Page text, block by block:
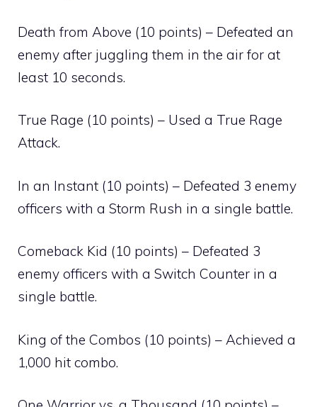
Death from Above (10 points) – Defeated an
enemy after juggling them in the air for at
least 10 seconds.
True Rage (10 points) – Used a True Rage
Attack.
In an Instant (10 points) – Defeated 3 enemy
officers with a Storm Rush in a single battle.
Comeback Kid (10 points) – Defeated 3
enemy officers with a Switch Counter in a
single battle.
King of the Combos (10 points) – Achieved a
1,000 hit combo.